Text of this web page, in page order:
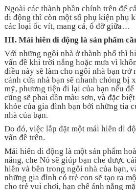
Ngoài các thành phần chính trên để
di động thì còn một số phụ kiện phụ
các loại ốc vít, mang cá, ổ đỡ giữa…
III. Mái hiên di động là sản phẩm
Với những ngôi nhà ở thành phố thì
vấn đề khi trời nắng hoặc mưa vì
điều này sẽ làm cho ngôi nhà bạn trở
cánh cửa nhà bạn sẽ nhanh chóng bị
mỹ, phương tiện đi lại của bạn nếu
cũng sẽ phai dần màu sơn, và đặc
khỏe của gia đình bạn bởi những tia
nhà của bạn.
Do đó, việc lắp đặt một mái hiên di
vấn đề trên.
Mái hiên di động là một sản phẩm
nắng, che Nó sẽ giúp bạn che được
hiên và bên trong ngôi nhà của bạn,
những gia đình có trẻ con sẽ tạo ra
cho trẻ vui chơi, hạn chế ánh nắng